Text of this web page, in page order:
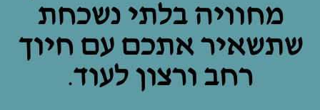
מחוויה בלתי נשכחת
שתשאיר אתכם עם חיוך
רחב ורצון לעוד.